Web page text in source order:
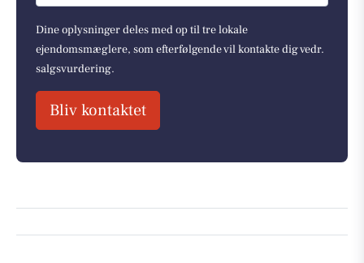
Dine oplysninger deles med op til tre lokale
ejendomsmæglere, som efterfølgende vil kontakte dig vedr.
salgsvurdering.
Bliv kontaktet